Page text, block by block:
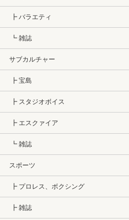
┣ バラエティ
┗ 雑誌
サブカルチャー
┣ 宝島
┣ スタジオボイス
┣ エスクァイア
┗ 雑誌
スポーツ
┣ プロレス、ボクシング
┣ 雑誌